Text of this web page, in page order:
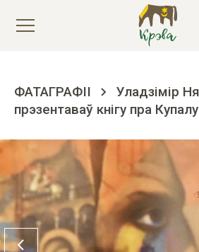
ФАТАГРАФІІ
Уладзімір
прэзентаваў кнігу пра Купалу